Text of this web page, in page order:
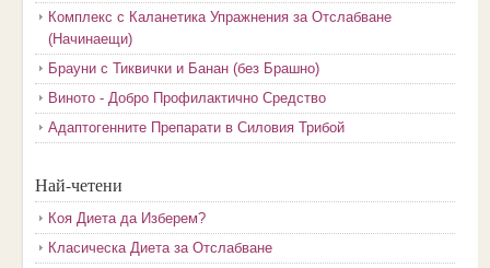
Комплекс с Каланетика Упражнения за Отслабване
(Начинаещи)
Брауни с Тиквички и Банан (без Брашно)
Виното - Добро Профилактично Средство
Адаптогенните Препарати в Силовия Трибой
Най-четени
Коя Диета да Изберем?
Класическа Диета за Отслабване